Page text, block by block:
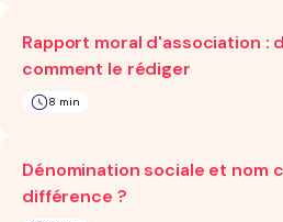
Rapport moral d'association :
comment le rédiger
8 min
Dénomination sociale et nom
différence ?